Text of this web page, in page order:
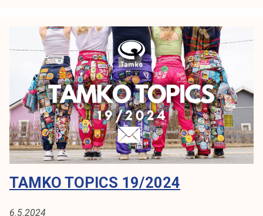
o
p
i
c
s
2
2
/
2
0
2
TAMKO TOPICS 19/2024
6.5.2024